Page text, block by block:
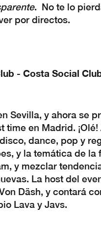
. No te lo
por directos.
- Costa Social
Sevilla, y ahora se
time en Madrid. ¡Olé!
dance, pop y
y la temática de la
y mezclar
La host del
Däsh, y contará
Lava y Javs.